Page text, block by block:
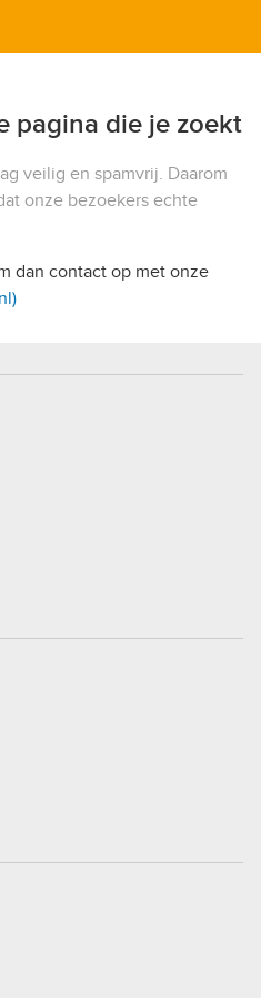
pagina die je zoekt
veilig en spamvrij. Daarom
onze bezoekers echte
dan contact op met onze